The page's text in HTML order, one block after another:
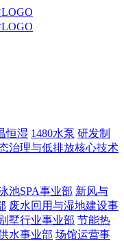
恒湿 1480水泵 研发制
治理与低排放核心技术
池SPA事业部 新风与
废水回用与湿地建设事
墅行业事业部 节能热
水事业部 场馆运营事